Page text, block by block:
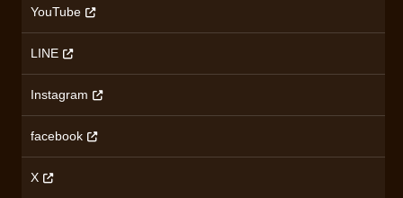
ハラダの保証とアフターサービス
オリエントスター
ロンジン
チューダー
沿革
プライバシーポリシー
無断転載・商用利用について
コンテンツ制作ポリシーおよび生成AIの利用指針
YouTube
LINE
Instagram
facebook
X